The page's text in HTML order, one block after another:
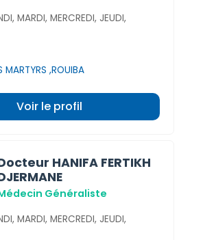
MARDI, MERCREDI, JEUDI,
,ROUIBA
Voir le profil
HANIFA FERTIKH
Généraliste
MARDI, MERCREDI, JEUDI,